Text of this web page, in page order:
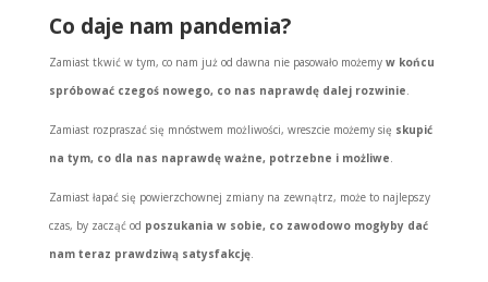
Co daje nam pandemia?
Zamiast tkwić w tym, co nam już od dawna nie pasowało możemy w końcu
spróbować czegoś nowego, co nas naprawdę dalej rozwinie.
Zamiast rozpraszać się mnóstwem możliwości, wreszcie możemy się skupić
na tym, co dla nas naprawdę ważne, potrzebne i możliwe.
Zamiast łapać się powierzchownej zmiany na zewnątrz, może to najlepszy
czas, by zacząć od poszukania w sobie, co zawodowo mogłyby dać
nam teraz prawdziwą satysfakcję.